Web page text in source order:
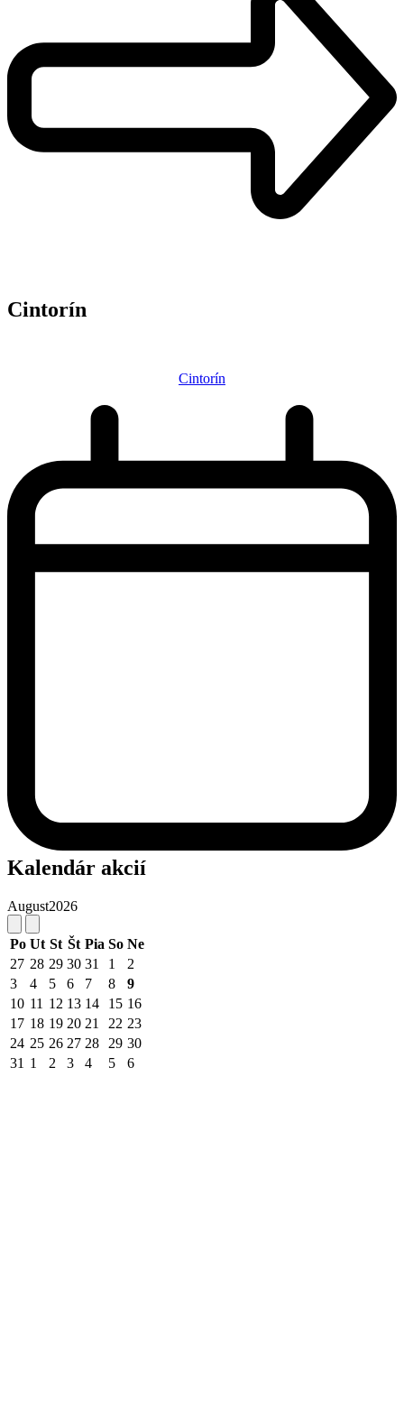
Cintorín
Cintorín
Kalendár akcií
August2026
Po Ut St Št Pia So Ne
27 28 29 30 31 1
2
3
4 5 6 7 8
9
10 11 12 13 14 15 16
17 18 19 20 21 22 23
24 25 26 27 28 29 30
31 1 2 3 4 5 6